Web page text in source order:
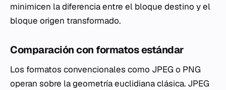
minimicen la diferencia entre el bloque destino y el
bloque origen transformado.
Comparación con formatos estándar
Los formatos convencionales como JPEG o PNG
operan sobre la geometría euclidiana clásica. JPEG